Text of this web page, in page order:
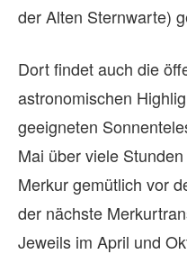
der Alten Sternwarte)
Dort findet auch die
astronomischen
geeigneten
Mai über viele
Merkur gemütlich vor
der nächste
Jeweils im April und